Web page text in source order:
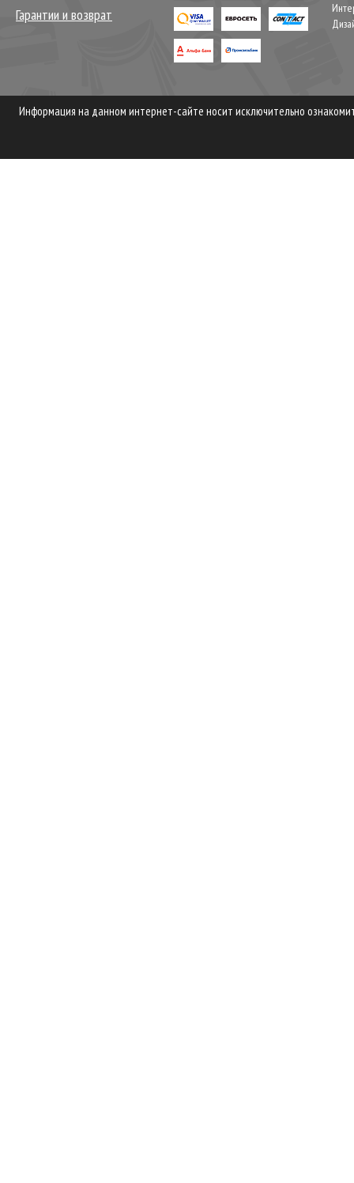
Гарантии и возврат
Информация на данном интернет-сайте носит исключительно